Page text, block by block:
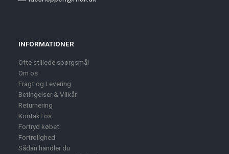
INFORMATIONER
Ofte stillede spørgsmål
Om os
Fragt og Levering
Betingelser & Vilkår
Returnering
Kontakt os
Fortryd købet
Fortrolighed
Sådan handler du